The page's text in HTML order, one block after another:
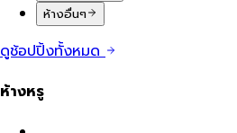
ห้างอื่นๆ
ดูช้อปปิ้งทั้งหมด
ห้างหรู